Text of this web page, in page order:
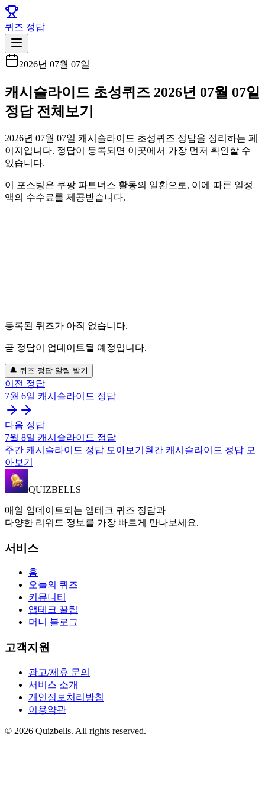
퀴즈 정답
2026년 07월 07일
캐시슬라이드 초성퀴즈 2026년 07월 07일
정답 전체보기
2026년 07월 07일 캐시슬라이드 초성퀴즈 정답을 정리하는 페
이지입니다. 정답이 등록되면 이곳에서 가장 먼저 확인할 수
있습니다.
이 포스팅은 쿠팡 파트너스 활동의 일환으로, 이에 따른 일정
액의 수수료를 제공받습니다.
등록된 퀴즈가 아직 없습니다.
곧 정답이 업데이트될 예정입니다.
🔔 퀴즈 정답 알림 받기
이전 정답
7월 6일 캐시슬라이드 정답
다음 정답
7월 8일 캐시슬라이드 정답
주간 캐시슬라이드 정답 모아보기 월간 캐시슬라이드 정답 모
아보기
QUIZBELLS
매일 업데이트되는 앱테크 퀴즈 정답과
다양한 리워드 정보를 가장 빠르게 만나보세요.
서비스
홈
오늘의 퀴즈
커뮤니티
앱테크 꿀팁
머니 블로그
고객지원
광고/제휴 문의
서비스 소개
개인정보처리방침
이용약관
© 2026 Quizbells. All rights reserved.